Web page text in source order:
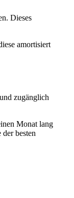
Dieses
amortisiert
zugänglich
Monat lang
besten